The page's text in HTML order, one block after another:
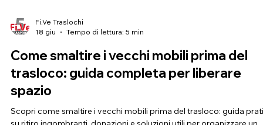
18 giu
Tempo di lettura: 5 min
Come smaltire i vecchi mobili prima del
trasloco: guida completa per liberare
spazio